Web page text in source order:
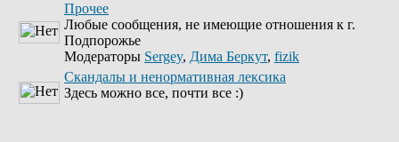
Прочее
Любые сообщения, не имеющие отношения к г.
Подпорожье
Модераторы Sergey, Дима Беркут, fizik
Скандалы и ненормативная лексика
Здесь можно все, почти все :)